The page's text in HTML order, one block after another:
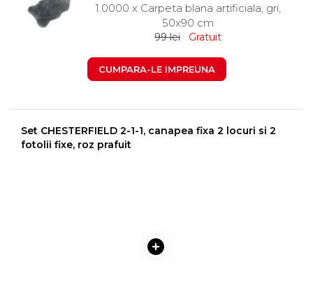
1.0000 x Carpeta blana artificiala, gri,
50x90 cm
99 lei Gratuit
CUMPARA-LE IMPREUNA
Set CHESTERFIELD 2-1-1, canapea fixa 2 locuri si 2
fotolii fixe, roz prafuit